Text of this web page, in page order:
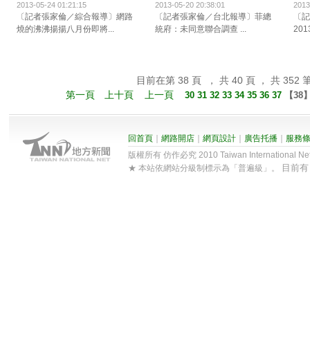
2013-05-24 01:21:15
〔記者張家倫／綜合報導〕網路
燒的沸沸揚揚八月份即將...
2013-05-20 20:38:01
〔記者張家倫／台北報導〕菲總
統府：未同意聯合調查 ...
〔
目前在第 38 頁 ， 共 40 頁 ， 共 352
第一頁
上十頁 上一頁 30 31 32 33 34 35 36 37 【38
回首頁 網路開店 網頁設計 廣告托播
服務
版權所有 仿作必究 2010 Taiwan International
★ 本站依網站分級制標示為「普遍級」。
目前